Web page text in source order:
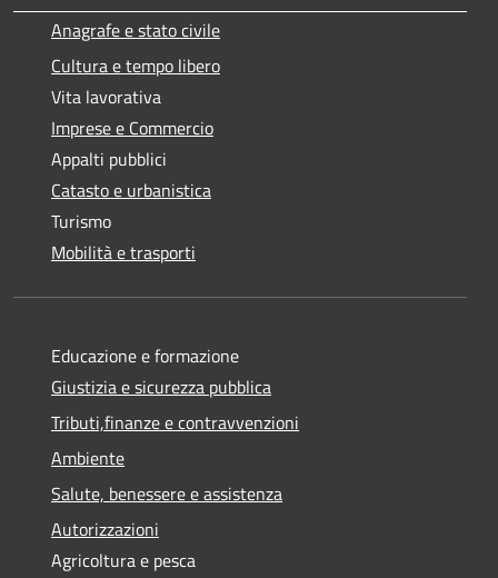
Anagrafe e stato civile
Cultura e tempo libero
Vita lavorativa
Imprese e Commercio
Appalti pubblici
Catasto e urbanistica
Turismo
Mobilità e trasporti
Educazione e formazione
Giustizia e sicurezza pubblica
Tributi,finanze e contravvenzioni
Ambiente
Salute, benessere e assistenza
Autorizzazioni
Agricoltura e pesca